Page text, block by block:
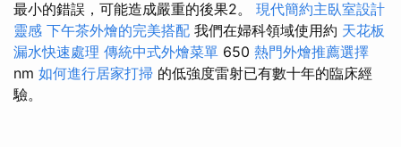
最小的錯誤，可能造成嚴重的後果2。 現代簡約主臥室設計
靈感 下午茶外燴的完美搭配 我們在婦科領域使用約 天花板
漏水快速處理 傳統中式外燴菜單 650 熱門外燴推薦選擇
nm 如何進行居家打掃 的低強度雷射已有數十年的臨床經
驗。